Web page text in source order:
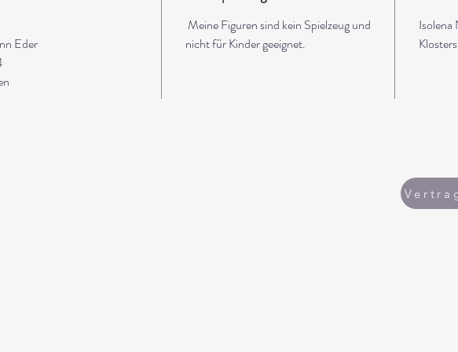
6cm
Die
Eder
Meine Figuren sind kein Spielzeug und
nicht für Kinder geeignet.
Isolena